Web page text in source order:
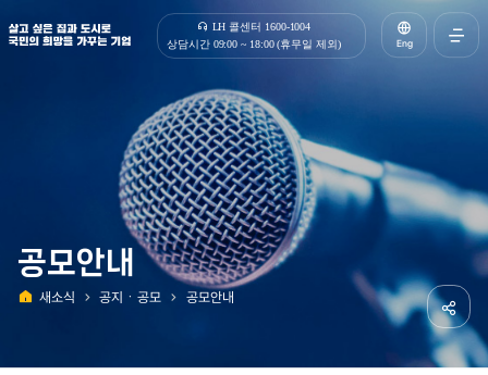
살고 싶은 집과 도시로 국민의 희망을 가꾸는 기업 | 한국토지주택공사
LH 콜센터 1600-1004
상담시간 09:00 ~ 18:00 (휴무일 제외)
Eng
열기
공모안내
새소식 공지ㆍ공모 공모안내
공유